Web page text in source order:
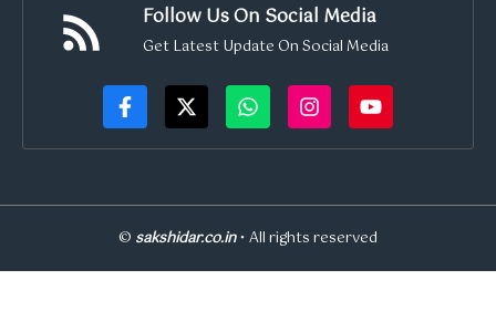
Follow Us On Social Media
Get Latest Update On Social Media
© sakshidar.co.in• All rights reserved